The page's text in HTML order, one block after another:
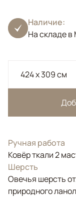
Наличие:
На складе в
424 x 309 см
Ручная работа
Ковёр ткали 2
Шерсть
Овечья шерсть
природного